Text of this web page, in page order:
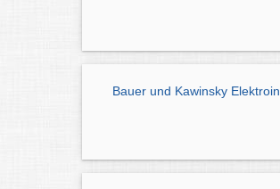
Bauer und Kawinsky